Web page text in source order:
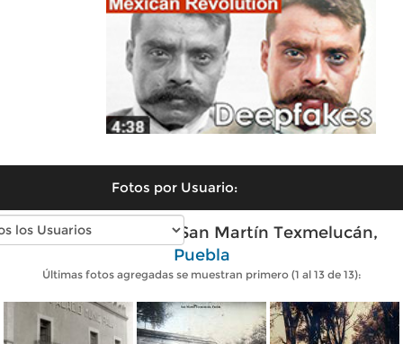
Fotos por Usuario:
Fotos antiguas de San Martín Texmelucán,
Puebla
Últimas fotos agregadas se muestran primero (1 al 13 de 13):